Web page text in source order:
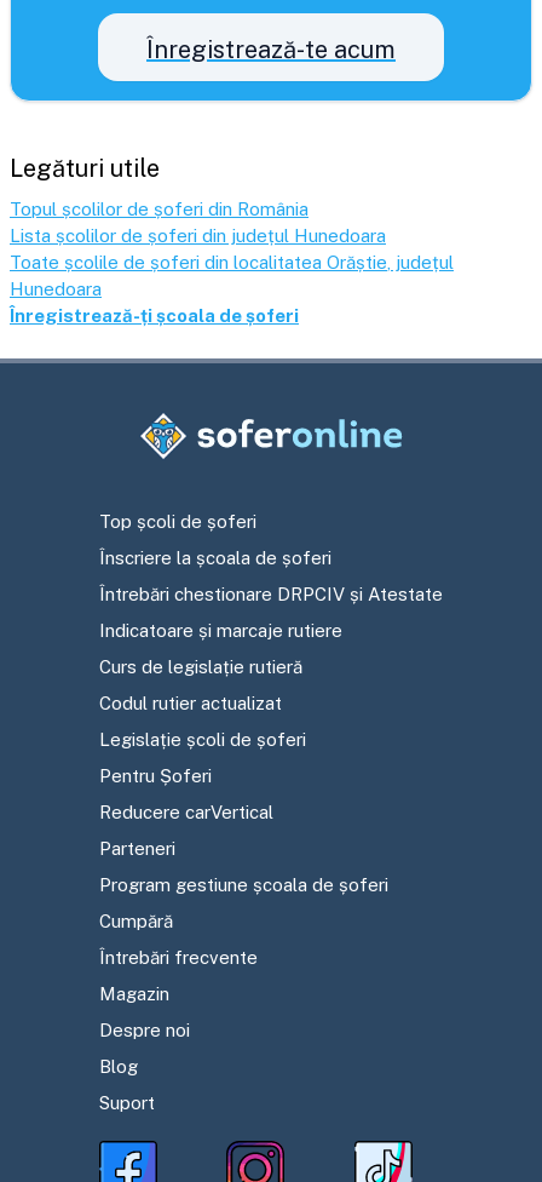
Înregistrează-te acum
Legături utile
Topul școlilor de șoferi din România
Lista școlilor de șoferi din județul Hunedoara
Toate școlile de șoferi din localitatea Orăștie , județul
Hunedoara
Înregistrează-ți școala de șoferi
Top școli de șoferi
Înscriere la școala de șoferi
Întrebări chestionare DRPCIV și Atestate
Indicatoare și marcaje rutiere
Curs de legislație rutieră
Codul rutier actualizat
Legislație școli de șoferi
Pentru Șoferi
Reducere carVertical
Parteneri
Program gestiune școala de șoferi
Cumpără
Întrebări frecvente
Magazin
Despre noi
Blog
Suport